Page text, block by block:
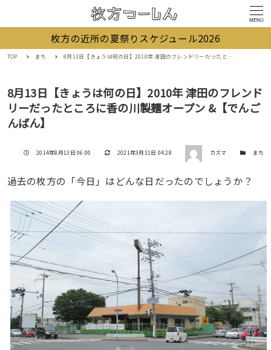
MENU
枚方の近所の夏祭りスケジュール2026
TOP まち 8月13日【きょうは何の日】2010年 津田のフレンドリーだったところに香の川製麺オープン &【でんごんばん】
8月13日【きょうは何の日】2010年 津田のフレンド
リーだったところに香の川製麺オープン &【でんご
んばん】
投稿日
2014年8月13日 06:00 更新日
2021年3月31日 04:28 著者 カズマ カテゴリー
まち
過去の枚方の「今日」はどんな日だったのでしょうか？